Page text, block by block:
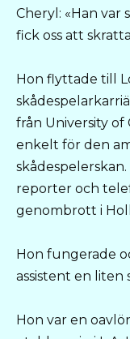
Cheryl: «Han var
fick oss att
Hon flyttade till
från University of
enkelt för den
reporter och
genombrott i
Hon fungerade
assistent en liten
Hon var en